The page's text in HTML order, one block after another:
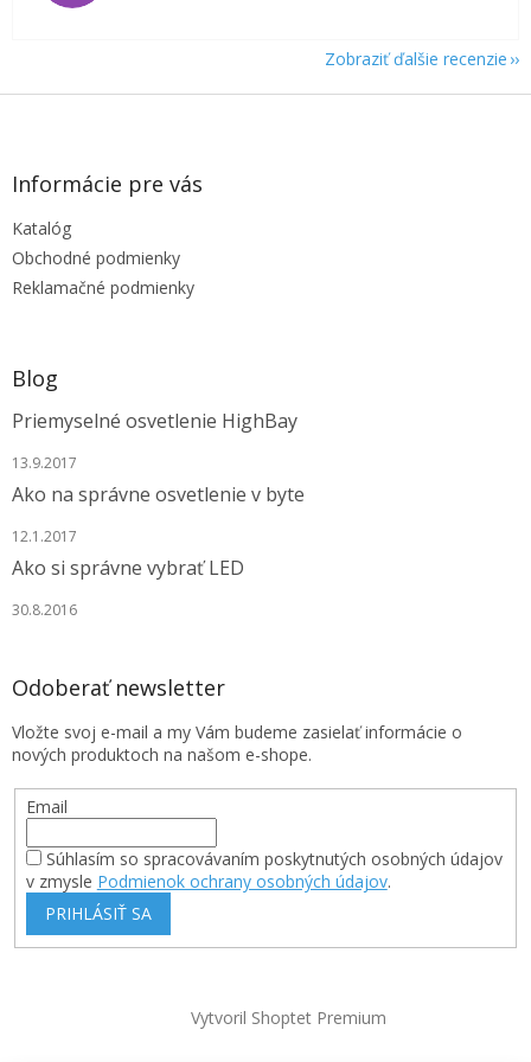
Zobraziť ďalšie recenzie
Z
Informácie pre vás
Katalóg
Obchodné podmienky
Reklamačné podmienky
Blog
Priemyselné osvetlenie HighBay
13.9.2017
Ako na správne osvetlenie v byte
12.1.2017
Ako si správne vybrať LED
30.8.2016
Odoberať newsletter
Vložte svoj e-mail a my Vám budeme zasielať informácie o
nových produktoch na našom e-shope.
Email
Súhlasím so spracovávaním poskytnutých osobných údajov
v zmysle Podmienok ochrany osobných údajov.
PRIHLÁSIŤ SA
Vytvoril Shoptet Premium